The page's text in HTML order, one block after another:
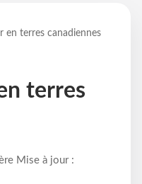
en terres canadiennes
terres
Mise à jour :